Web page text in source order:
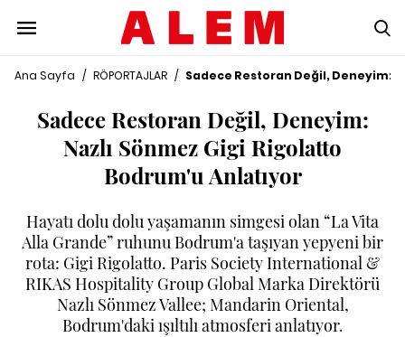
Ana Sayfa / RÖPORTAJLAR / Sadece Restoran Değil, Deneyim:
Sadece Restoran Değil, Deneyim:
Nazlı Sönmez Gigi Rigolatto
Bodrum'u Anlatıyor
Hayatı dolu dolu yaşamanın simgesi olan “La Vita
Alla Grande” ruhunu Bodrum'a taşıyan yepyeni bir
rota: Gigi Rigolatto. Paris Society International &
RIKAS Hospitality Group Global Marka Direktörü
Nazlı Sönmez Vallee; Mandarin Oriental,
Bodrum'daki ışıltılı atmosferi anlatıyor.